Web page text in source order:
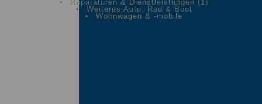
Reparaturen & Dienstleistungen (1)
Weiteres Auto, Rad & Boot
Wohnwagen & -mobile